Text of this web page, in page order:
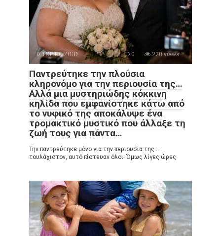
ΙΣΤΟΡΙΕΣ ΖΩΗΣ 0 220 views
Παντρεύτηκε την πλούσια
κληρονόμο για την περιουσία της…
Αλλά μια μυστηριώδης κόκκινη
κηλίδα που εμφανίστηκε κάτω από
το νυφικό της αποκάλυψε ένα
τρομακτικό μυστικό που άλλαξε τη
ζωή τους για πάντα…
Την παντρεύτηκε μόνο για την περιουσία της…
τουλάχιστον, αυτό πίστευαν όλοι. Όμως λίγες ώρες